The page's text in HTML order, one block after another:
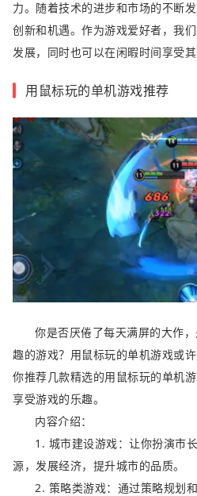
力。随着技术的进步和市场的不断
创新和机遇。作为游戏爱好者，我
发展，同时也可以在闲暇时间享受其
用鼠标玩的单机游戏推荐
你是否厌倦了每天满屏的大作
趣的游戏？用鼠标玩的单机游戏或
你推荐几款精选的用鼠标玩的单机
享受游戏的乐趣。
内容介绍：
1. 城市建设游戏：让你扮演市
源，发展经济，提升城市的品质。
2. 策略类游戏：通过策略规划